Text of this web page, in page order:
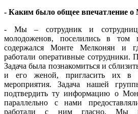
- Каким было общее впечатление
- Мы – сотрудник и
молодоженов, поселились в том
содержался Монте Мелконян и
работали оперативные сотрудники.
Задача была познакомиться и
и его женой, пригласить их в
мероприятия. Задача нашей
подтвердить ту информацию о
параллельно с нами
работали с ним гласно. Мы